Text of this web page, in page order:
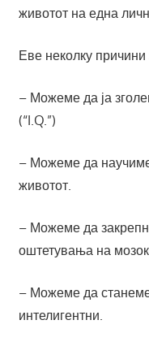
животот на една
Еве неколку
– Можеме да ја
(“I.Q.”)
– Можеме да
животот.
– Можеме да
оштетувања на
– Можеме да
интелигентни.